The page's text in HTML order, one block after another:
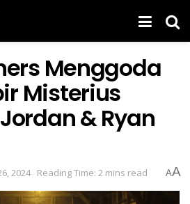
Menggoda
Misterius
& Ryan
2024 Reading Time: 2 mins read AA